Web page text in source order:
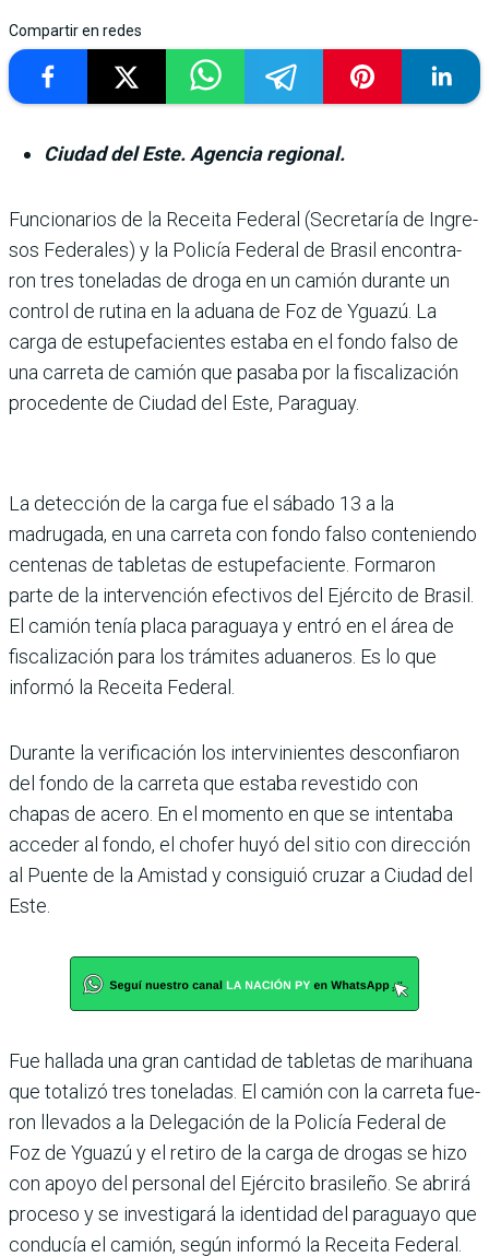
Compartir en redes
Ciudad del Este. Agencia regional.
Funcionarios de la Receita Federal (Secretaría de Ingre­
sos Federales) y la Policía Federal de Brasil encontra­
ron tres toneladas de droga en un camión durante un
control de rutina en la aduana de Foz de Yguazú. La
carga de estupefacientes estaba en el fondo falso de
una carreta de camión que pasaba por la fiscalización
procedente de Ciudad del Este, Paraguay.
La detección de la carga fue el sábado 13 a la
madrugada, en una carreta con fondo falso conteniendo
centenas de table­tas de estupefaciente. Forma­ron
parte de la intervención efectivos del Ejército de Bra­sil.
El camión tenía placa para­guaya y entró en el área de
fis­calización para los trámites aduaneros. Es lo que
informó la Receita Federal.
Durante la verificación los intervinientes desconfiaron
del fondo de la carreta que estaba revestido con
chapas de acero. En el momento en que se inten­taba
acceder al fondo, el chofer huyó del sitio con dirección
al Puente de la Amistad y consi­guió cruzar a Ciudad del
Este.
Fue hallada una gran canti­dad de tabletas de marihuana
que totalizó tres toneladas. El camión con la carreta fue­
ron llevados a la Delegación de la Policía Federal de
Foz de Yguazú y el retiro de la carga de drogas se hizo
con apoyo del personal del Ejército brasileño. Se abrirá
proceso y se investi­gará la identidad del paraguayo que
conducía el camión, según informó la Receita Federal.